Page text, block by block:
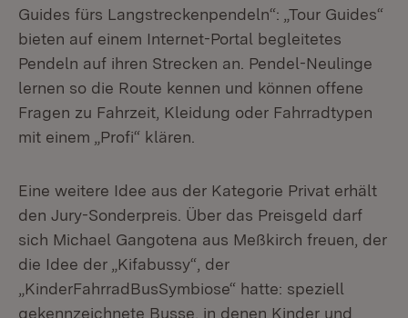
Guides fürs Langstreckenpendeln“: „Tour Guides“
bieten auf einem Internet-Portal begleitetes
Pendeln auf ihren Strecken an. Pendel-Neulinge
lernen so die Route kennen und können offene
Fragen zu Fahrzeit, Kleidung oder Fahrradtypen
mit einem „Profi“ klären.
Eine weitere Idee aus der Kategorie Privat erhält
den Jury-Sonderpreis. Über das Preisgeld darf
sich Michael Gangotena aus Meßkirch freuen, der
die Idee der „Kifabussy“, der
„KinderFahrradBusSymbiose“ hatte: speziell
gekennzeichnete Busse, in denen Kinder und